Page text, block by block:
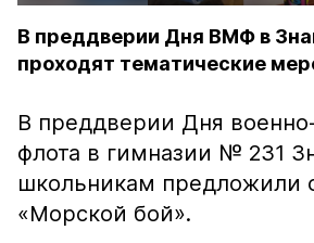
В преддверии Дня ВМФ в
проходят тематические
В преддверии Дня
флота в гимназии № 231
школьникам предложили
«Морской бой».